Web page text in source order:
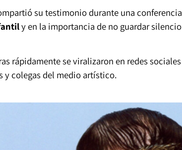
su testimonio durante una
y en la importancia de no guardar
rápidamente se viralizaron en redes
y colegas del medio artístico.